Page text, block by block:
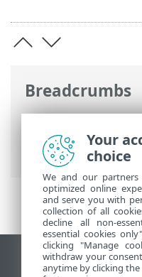
Breadcrumbs
Online-Help van
Antivirus
>
Beveiligings- en
Your
choice
We and our
optimized online
and serve you with
collection of all
decline all non-
essential cookies
clicking "Manage
withdraw your
anytime by clicking